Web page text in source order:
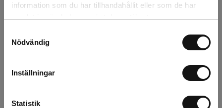
information som du har tillhandahållit eller som de har
Nödvändig
Inställningar
Statistik
Rotebro
Beskrivning